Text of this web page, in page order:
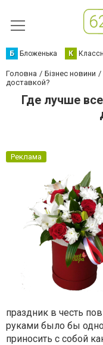
Б Бложенька К
Головна Бізнес новини
доставкой?
Где лучше
Реклама
праздник в честь
руками было бы
приносить с собой